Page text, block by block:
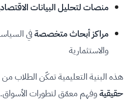
منصات لتحليل البيانات
مراكز أبحاث متخصصةفي
والاستثمارية
هذه البنية التعليمية تمكّن الطلاب من
حقيقيةوفهم معمّق لتطورات الأسواق.